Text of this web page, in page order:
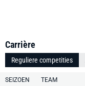
Carrière
Reguliere competities
SEIZOEN TEAM